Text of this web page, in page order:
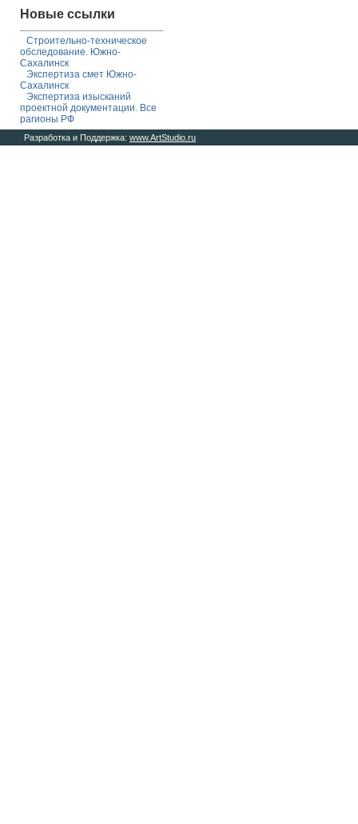
Новые ссылки
Строительно-техническое
обследование. Южно-
Сахалинск
Экспертиза смет Южно-
Сахалинск
Экспертиза изысканий
проектной документации. Все
рагионы РФ
Разработка и Поддержка: www.ArtStudio.ru